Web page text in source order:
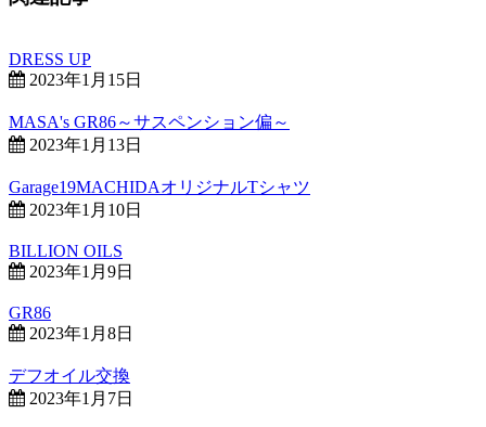
DRESS UP
2023年1月15日
MASA's GR86～サスペンション偏～
2023年1月13日
Garage19MACHIDAオリジナルTシャツ
2023年1月10日
BILLION OILS
2023年1月9日
GR86
2023年1月8日
デフオイル交換
2023年1月7日